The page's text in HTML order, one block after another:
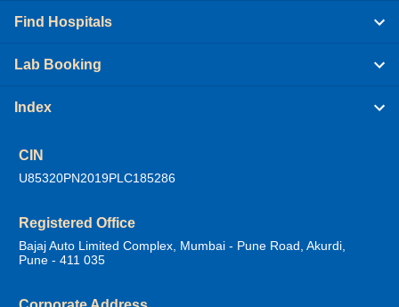
Find Hospitals
Lab Booking
Index
CIN
U85320PN2019PLC185286
Registered Office
Bajaj Auto Limited Complex, Mumbai - Pune Road, Akurdi,
Pune - 411 035